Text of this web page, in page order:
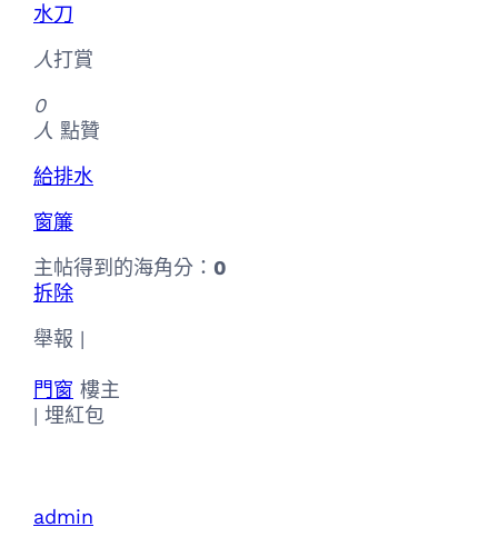
水刀
人打賞
0
人 點贊
給排水
窗簾
主帖得到的海角分： 0
拆除
舉報 |
門窗 樓主
| 埋紅包
admin